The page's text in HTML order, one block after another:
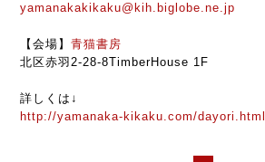
yamanakakikaku@kih.biglobe.ne.jp
【会場】 青猫書房
北区赤羽2-28-8TimberHouse 1F
詳しくは↓
http://yamanaka-kikaku.com/dayori.html